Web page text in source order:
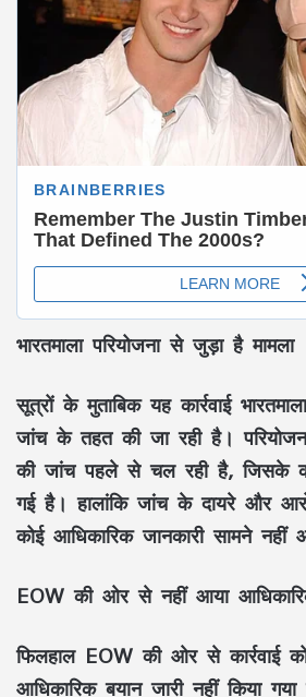
भारतमाला परियोजना से जुड़ा है मामला
सूत्रों के मुताबिक यह कार्रवाई
जांच के तहत की जा रही है।
की जांच पहले से चल रही है, जिसके
गई है। हालांकि जांच के दायरे और
कोई आधिकारिक जानकारी सामने
EOW की ओर से नहीं आया
फिलहाल EOW की ओर से कार्रवाई
आधिकारिक बयान जारी नहीं किया